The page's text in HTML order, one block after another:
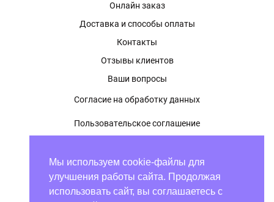
Онлайн заказ
Доставка и способы оплаты
Контакты
Отзывы клиентов
Ваши вопросы
Согласие на обработку данных
Пользовательское соглашение
Оферта
Мы используем cookie-файлы для
улучшения работы сайта. Продолжая
использовать сайт, вы соглашаетесь с